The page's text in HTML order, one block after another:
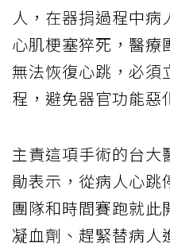
人，在器捐過程中
心肌梗塞猝死，醫療
無法恢復心跳，必須
程，避免器官功能惡
主責這項手術的台大
勛表示，從病人心
團隊和時間賽跑就此
凝血劑、趕緊替病人